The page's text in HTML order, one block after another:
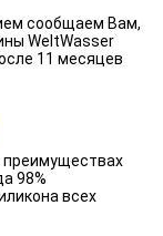
сообщаем Вам,
WeltWasser
11 месяцев
98%
всех